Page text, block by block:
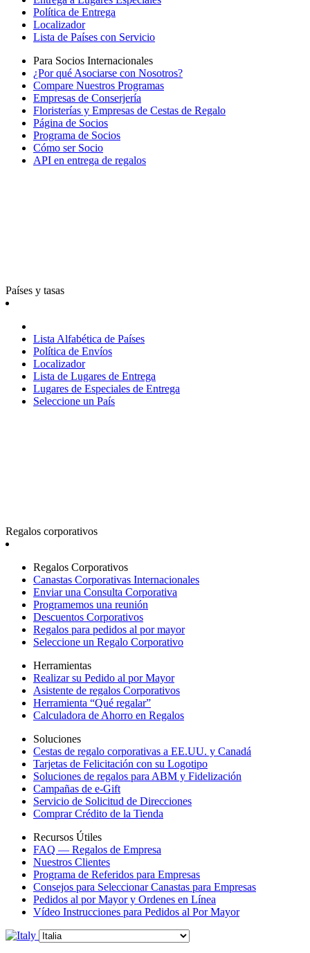
Política de Entrega
Localizador
Lista de Países con Servicio
Para Socios Internacionales
¿Por qué Asociarse con Nosotros?
Compare Nuestros Programas
Empresas de Conserjería
Floristerías y Empresas de Cestas de Regalo
Página de Socios
Programa de Socios
Cómo ser Socio
API en entrega de regalos
Países y tasas
Lista Alfabética de Países
Política de Envíos
Localizador
Lista de Lugares de Entrega
Lugares de Especiales de Entrega
Seleccione un País
Regalos corporativos
Regalos Corporativos
Canastas Corporativas Internacionales
Enviar una Consulta Corporativa
Programemos una reunión
Descuentos Corporativos
Regalos para pedidos al por mayor
Seleccione un Regalo Corporativo
Herramientas
Realizar su Pedido al por Mayor
Asistente de regalos Corporativos
Herramienta “Qué regalar”
Calculadora de Ahorro en Regalos
Soluciones
Cestas de regalo corporativas a EE.UU. y Canadá
Tarjetas de Felicitación con su Logotipo
Soluciones de regalos para ABM y Fidelización
Campañas de e-Gift
Servicio de Solicitud de Direcciones
Comprar Crédito de la Tienda
Recursos Útiles
FAQ — Regalos de Empresa
Nuestros Clientes
Programa de Referidos para Empresas
Consejos para Seleccionar Canastas para Empresas
Pedidos al por Mayor y Ordenes en Línea
Vídeo Instrucciones para Pedidos al Por Mayor